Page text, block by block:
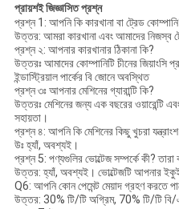
প্রায়শই জিজ্ঞাসিত প্রশ্ন
প্রশ্ন 1: আপনি কি কারখানা বা ট্রেড
উত্তর: আমরা কারখানা এবং আমাদের নিজস্ব
প্রশ্ন ২: আপনার কারখানার ঠিকানা কি?
উত্তরঃ আমাদের কোম্পানিটি চীনের জিয়াংসি
ইন্ডাস্ট্রিয়াল পার্কের বি জোনে অবস্থিত
প্রশ্ন ৩ঃ আপনার মেশিনের গ্যারান্টি কি?
উত্তরঃ মেশিনের জন্য এক বছরের ওয়ারেন্টি
সহায়তা।
প্রশ্ন ৪: আপনি কি মেশিনের কিছু খুচরা
উঃ হ্যাঁ, অবশ্যই।
প্রশ্ন 5: পণ্যগুলির ভোল্টেজ সম্পর্কে কী? তারা
উত্তর: হ্যাঁ, অবশ্যই। ভোল্টেজটি আপনার
Q6: আপনি কোন পেমেন্ট মেয়াদ গ্রহণ করতে
উত্তর: 30% টি/টি অগ্রিম, 70% টি/টি বি/